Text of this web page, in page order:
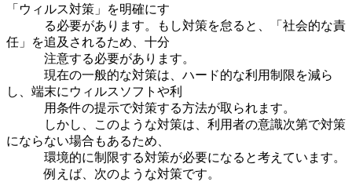
「ウィルス対策」を明確にす
る必要があります。もし対策を怠ると、「社会的な責
任」を追及されるため、十分
注意する必要があります。
現在の一般的な対策は、ハード的な利用制限を減ら
し、端末にウィルスソフトや利
用条件の提示で対策する方法が取られます。
しかし、このような対策は、利用者の意識次第で対策
にならない場合もあるため、
環境的に制限する対策が必要になると考えています。
例えば、次のような対策です。